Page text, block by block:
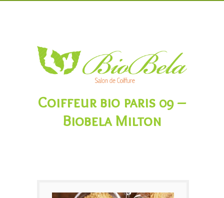
Coiffeur bio paris 09 –
Biobela Milton